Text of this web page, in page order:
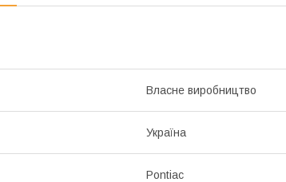
Власне виробництво
Україна
Pontiac